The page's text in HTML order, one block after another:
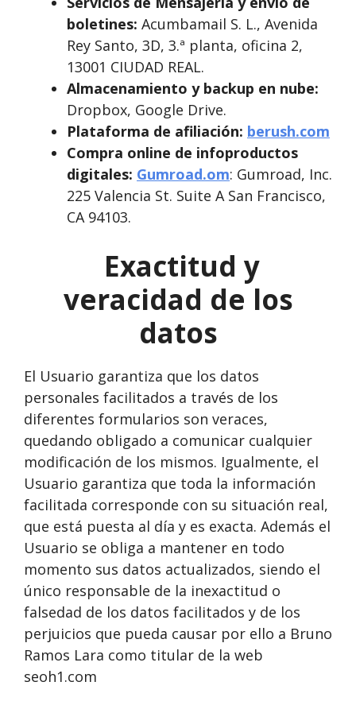
boletines: Acumbamail S. L., Avenida
Rey Santo, 3D, 3.ª planta, oficina 2,
13001 CIUDAD REAL.
Almacenamiento y backup en nube:
Dropbox, Google Drive.
Plataforma de afiliación: berush.com
Compra online de infoproductos
digitales: Gumroad.om: Gumroad, Inc.
225 Valencia St. Suite A San Francisco,
CA 94103.
Exactitud y
veracidad de los
datos
El Usuario garantiza que los datos
personales facilitados a través de los
diferentes formularios son veraces,
quedando obligado a comunicar cualquier
modificación de los mismos. Igualmente, el
Usuario garantiza que toda la información
facilitada corresponde con su situación real,
que está puesta al día y es exacta. Además el
Usuario se obliga a mantener en todo
momento sus datos actualizados, siendo el
único responsable de la inexactitud o
falsedad de los datos facilitados y de los
perjuicios que pueda causar por ello a Bruno
Ramos Lara como titular de la web
seoh1.com